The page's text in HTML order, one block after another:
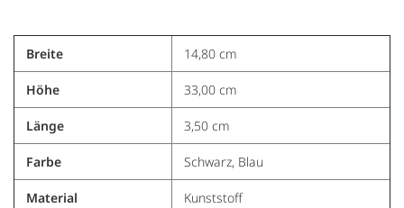
Breite 14,80 cm
Höhe 33,00 cm
Länge 3,50 cm
Farbe Schwarz, Blau
Material Kunststoff